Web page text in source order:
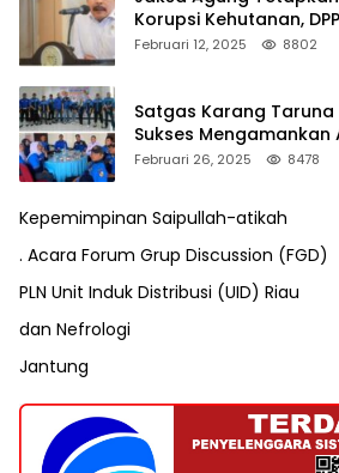
Korupsi Kehutanan,
Pengusutan Pajak RAPP
Februari 12, 2025 8802
Satgas Karang
Sukses
VII Karang Taruna
Februari 26, 2025 8478
Kepemimpinan Saipullah-atikah
. Acara Forum Grup Discussion (FGD)
PLN Unit Induk Distribusi (UID) Riau
dan Nefrologi
Jantung